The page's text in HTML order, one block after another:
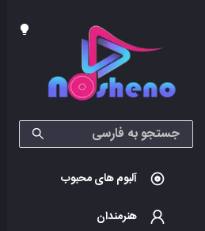
آلبوم های محبوب
هنرمندان